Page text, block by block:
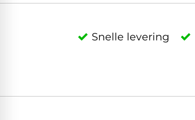
Snelle levering